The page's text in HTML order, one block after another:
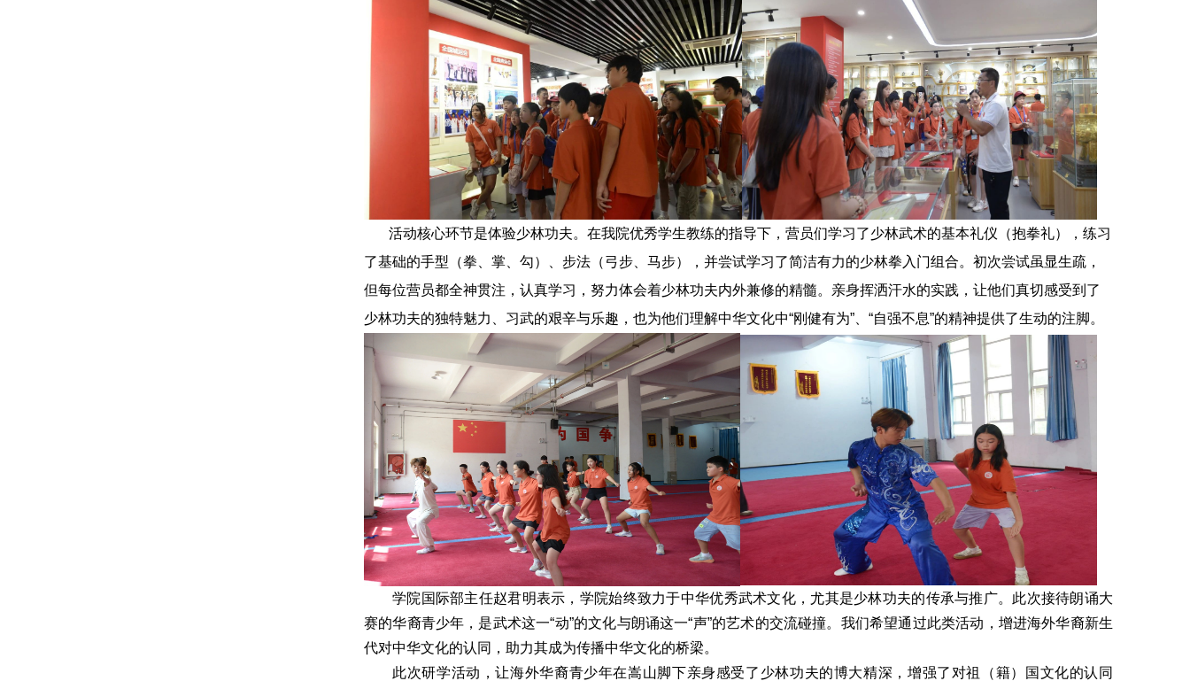
活动核心环节是体验少林功夫。在我院优秀学生教练的指导下，营员们学习了少林武术的基本礼仪（抱拳礼），练习
了基础的手型（拳、掌、勾）、步法（弓步、马步），并尝试学习了简洁有力的少林拳入门组合。初次尝试虽显生疏，
但每位营员都全神贯注，认真学习，努力体会着少林功夫内外兼修的精髓。亲身挥洒汗水的实践，让他们真切感受到了
少林功夫的独特魅力、习武的艰辛与乐趣，也为他们理解中华文化中“刚健有为”、“自强不息”的精神提供了生动的注脚。
学院国际部主任赵君明表示，学院始终致力于中华优秀武术文化，尤其是少林功夫的传承与推广。此次接待朗诵大
赛的华裔青少年，是武术这一“动”的文化与朗诵这一“声”的艺术的交流碰撞。我们希望通过此类活动，增进海外华裔新生
代对中华文化的认同，助力其成为传播中华文化的桥梁。
此次研学活动，让海外华裔青少年在嵩山脚下亲身感受了少林功夫的博大精深，增强了对祖（籍）国文化的认同